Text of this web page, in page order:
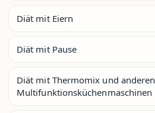
Diät mit Eiern
Diät mit Pause
Diät mit Thermomix und anderen
Multifunktionsküchenmaschinen